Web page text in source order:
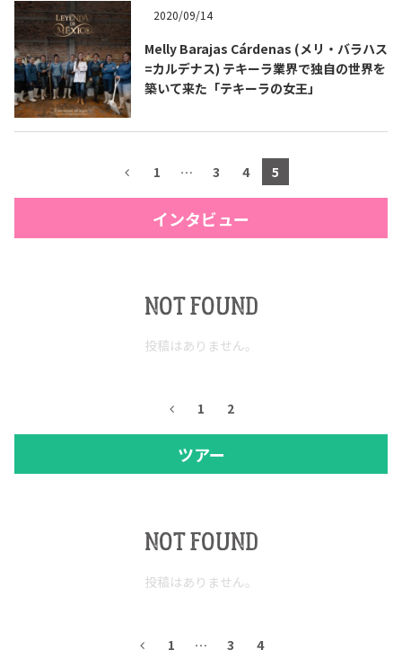
2020/09/14
Melly Barajas Cárdenas (メリ・バラハス
=カルデナス) テキーラ業界で独自の世界を
築いて来た「テキーラの女王」
1 … 3 4 5
インタビュー
NOT FOUND
投稿はありません。
1 2
ツアー
NOT FOUND
投稿はありません。
1 … 3 4